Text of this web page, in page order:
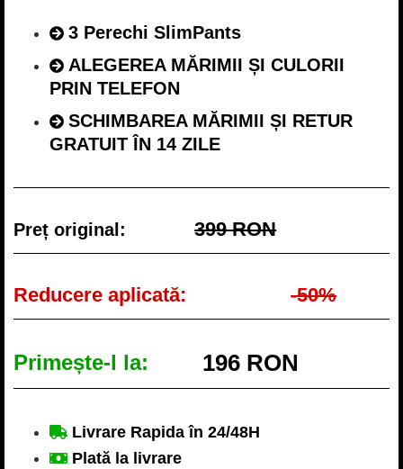
3 Perechi SlimPants
ALEGEREA MĂRIMII ȘI CULORII
PRIN TELEFON
SCHIMBAREA MĂRIMII ȘI RETUR
GRATUIT ÎN 14 ZILE
Preț original: 399 RON
Reducere aplicată: -50%
Primește-l la: 196 RON
Livrare Rapida în 24/48H
Plată la livrare